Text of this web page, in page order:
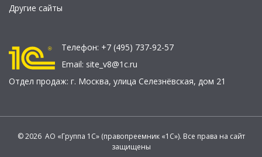
Другие сайты
Телефон: +7 (495) 737-92-57
Email: site_v8@1c.ru
Отдел продаж: г. Москва, улица Селезнёвская, дом 21
© 2026 АО «Группа 1С» (правопреемник «1С»). Все права на сайт
защищены